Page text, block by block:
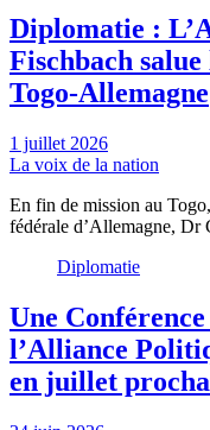
Diplomatie :
Fischbach
Togo-Allemagne
1 juillet 2026
La voix de la nation
En fin de mission au
fédérale d’Allemagne,
Diplomatie
Une
l’Alliance
en juillet